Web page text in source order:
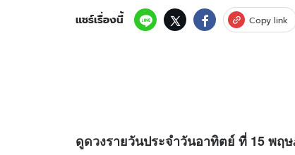
แชร์เรื่องนี้ Copy link
ดูดวงรายวันประจำวันอาทิตย์ ที่ 15 พฤ